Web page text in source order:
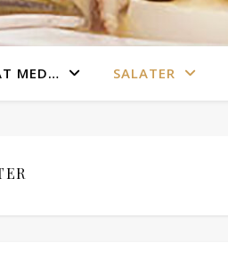
MED… SALATER